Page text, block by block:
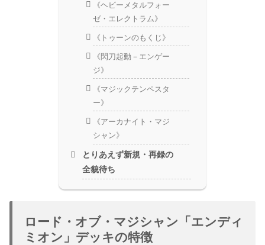
《ヘビーメタルフォー
ゼ・エレクトラム》
《トゥーンのもくじ》
《閃刀起動－エンゲー
ジ》
《マジックテンペスタ
ー》
《アーカナイト・マジ
シャン》
とりあえず新規・再録の
全貌待ち
ロード・オブ・マジシャン「エンディ
ミオン」デッキの特徴